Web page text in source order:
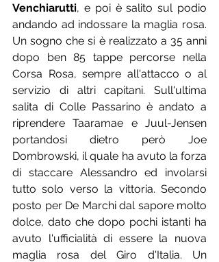
Venchiarutti, e poi è salito sul podio
andando ad indossare la maglia rosa.
Un sogno che si è realizzato a 35 anni
dopo ben 85 tappe percorse nella
Corsa Rosa, sempre all'attacco o al
servizio di altri capitani. Sull'ultima
salita di Colle Passarino è andato a
riprendere Taaramae e Juul-Jensen
portandosi dietro però Joe
Dombrowski, il quale ha avuto la forza
di staccare Alessandro ed involarsi
tutto solo verso la vittoria. Secondo
posto per De Marchi dal sapore molto
dolce, dato che dopo pochi istanti ha
avuto l'ufficialità di essere la nuova
maglia rosa del Giro d'Italia. Un